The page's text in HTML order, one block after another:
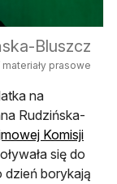
Bluszcz
prasowe
na
Rudzińska-
Komisji
się w nowej
się do
borykają